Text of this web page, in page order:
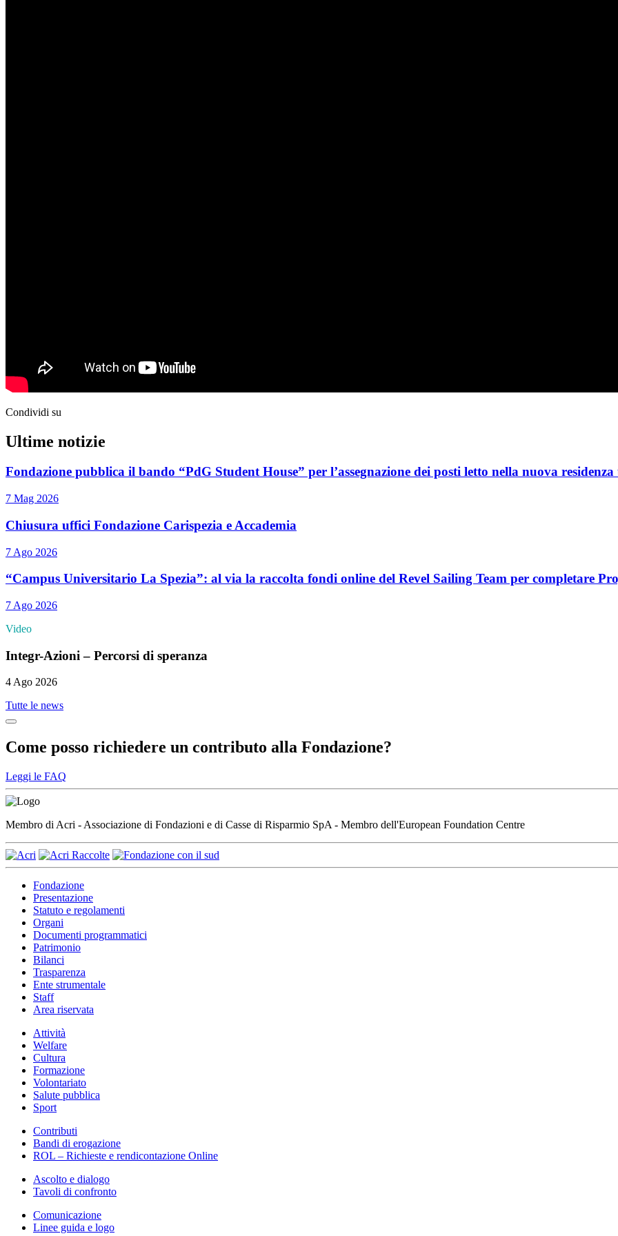
Condividi su
Ultime notizie
Fondazione pubblica il bando “PdG Student House” per l’assegnazione dei posti letto nella nuova
7 Mag 2026
Chiusura uffici Fondazione Carispezia e Accademia
7 Ago 2026
“Campus Universitario La Spezia”: al via la raccolta fondi online del Revel Sailing Team per completare
7 Ago 2026
Video
Integr-Azioni – Percorsi di speranza
4 Ago 2026
Tutte le news
Come posso richiedere un contributo alla Fondazione?
Leggi le FAQ
Membro di Acri - Associazione di Fondazioni e di Casse di Risparmio SpA - Membro dell'European Foundation Centre
Fondazione
Presentazione
Statuto e regolamenti
Organi
Documenti programmatici
Patrimonio
Bilanci
Trasparenza
Ente strumentale
Staff
Area riservata
Attività
Welfare
Cultura
Formazione
Volontariato
Salute pubblica
Sport
Contributi
Bandi di erogazione
ROL – Richieste e rendicontazione Online
Ascolto e dialogo
Tavoli di confronto
Comunicazione
Linee guida e logo